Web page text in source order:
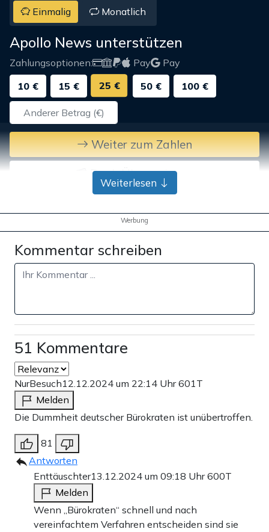
Einmalig Monatlich
Apollo News unterstützen
Zahlungsoptionen: Pay
Pay
10 €
15 € 25 € 50 € 100 €
Weiter zum Zahlen
Bank-Überweisung
Weiterlesen
Werbung
Kommentar schreiben
51 Kommentare
NurBesuch12.12.2024 um 22:14 Uhr601T
Melden
Die Dummheit deutscher Bürokraten ist unübertroffen.
81
Antworten
Enttäuschter13.12.2024 um 09:18 Uhr600T
Melden
Wenn „Bürokraten“ schnell und nach
vereinfachtem Verfahren entscheiden sind sie